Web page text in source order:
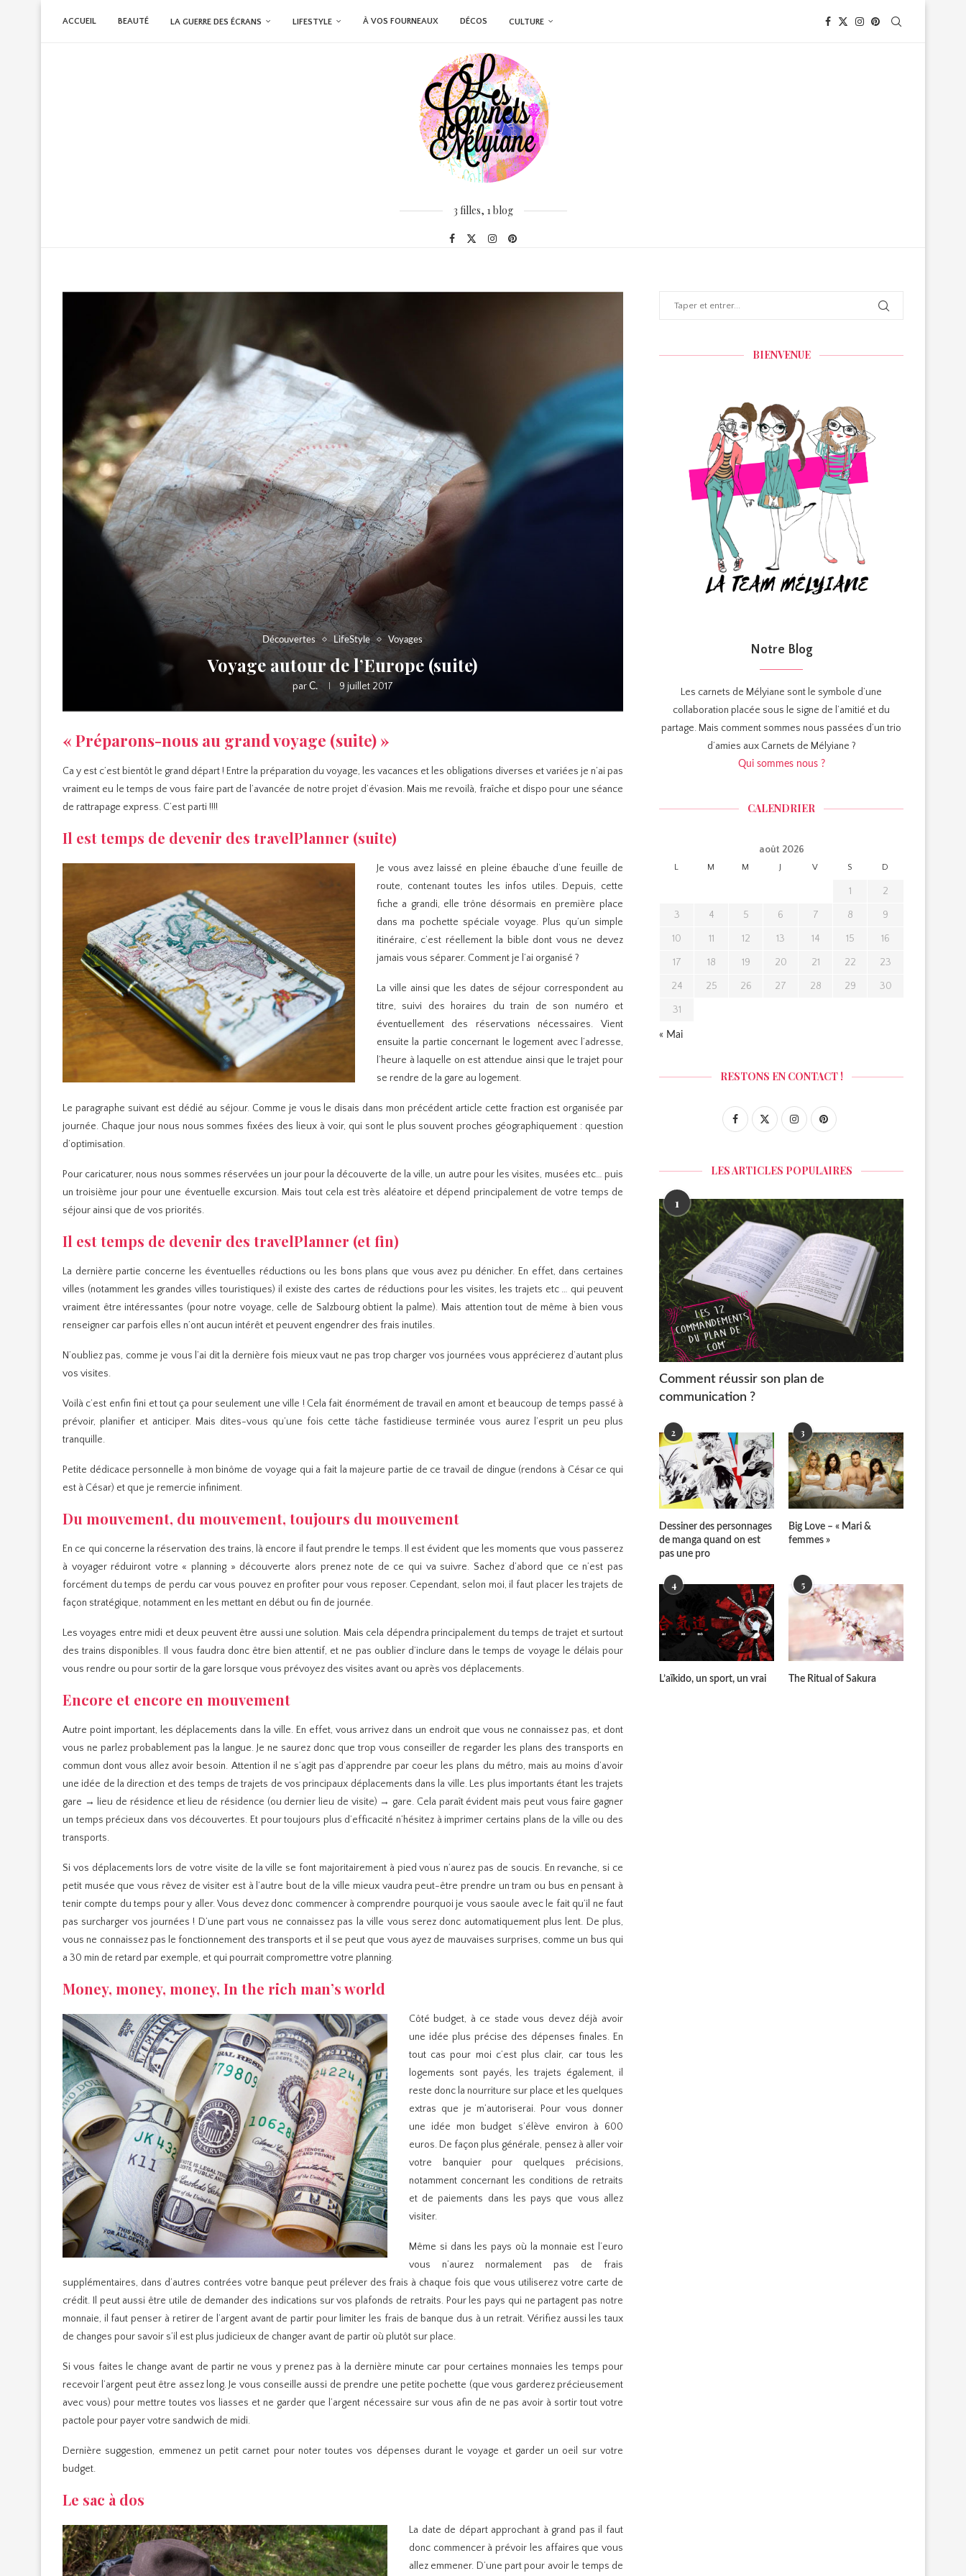
ACCUEIL BEAUTÉ LA GUERRE DES ÉCRANS LIFESTYLE À VOS FOURNEAUX DÉCOS CULTURE
3 filles, 1 blog
Découvertes LifeStyle Voyages
Voyage autour de l’Europe (suite)
par C. 9 juillet 2017
« Préparons-nous au grand voyage (suite) »
Ca y est c’est bientôt le grand départ ! Entre la préparation du voyage, les vacances et les obligations diverses et variées je n’ai pas
vraiment eu le temps de vous faire part de l’avancée de notre projet d’évasion. Mais me revoilà, fraîche et dispo pour une séance
de rattrapage express. C’est parti !!!!
Il est temps de devenir des travelPlanner (suite)
Je vous avez laissé en pleine ébauche d’une feuille de
route, contenant toutes les infos utiles. Depuis, cette
fiche a grandi, elle trône désormais en première place
dans ma pochette spéciale voyage. Plus qu’un simple
itinéraire, c’est réellement la bible dont vous ne devez
jamais vous séparer. Comment je l’ai organisé ?
La ville ainsi que les dates de séjour correspondent au
titre, suivi des horaires du train de son numéro et
éventuellement des réservations nécessaires. Vient
ensuite la partie concernant le logement avec l’adresse,
l’heure à laquelle on est attendue ainsi que le trajet pour
se rendre de la gare au logement.
Le paragraphe suivant est dédié au séjour. Comme je vous le disais dans mon précédent article cette fraction est organisée par
journée. Chaque jour nous nous sommes fixées des lieux à voir, qui sont le plus souvent proches géographiquement : question
d’optimisation.
Pour caricaturer, nous nous sommes réservées un jour pour la découverte de la ville, un autre pour les visites, musées etc… puis
un troisième jour pour une éventuelle excursion. Mais tout cela est très aléatoire et dépend principalement de votre temps de
séjour ainsi que de vos priorités.
Il est temps de devenir des travelPlanner (et fin)
La dernière partie concerne les éventuelles réductions ou les bons plans que vous avez pu dénicher. En effet, dans certaines
villes (notamment les grandes villes touristiques) il existe des cartes de réductions pour les visites, les trajets etc … qui peuvent
vraiment être intéressantes (pour notre voyage, celle de Salzbourg obtient la palme). Mais attention tout de même à bien vous
renseigner car parfois elles n’ont aucun intérêt et peuvent engendrer des frais inutiles.
N’oubliez pas, comme je vous l’ai dit la dernière fois mieux vaut ne pas trop charger vos journées vous apprécierez d’autant plus
vos visites.
Voilà c’est enfin fini et tout ça pour seulement une ville ! Cela fait énormément de travail en amont et beaucoup de temps passé à
prévoir, planifier et anticiper. Mais dites-vous qu’une fois cette tâche fastidieuse terminée vous aurez l’esprit un peu plus
tranquille.
Petite dédicace personnelle à mon binôme de voyage qui a fait la majeure partie de ce travail de dingue (rendons à César ce qui
est à César) et que je remercie infiniment.
Du mouvement, du mouvement, toujours du mouvement
En ce qui concerne la réservation des trains, là encore il faut prendre le temps. Il est évident que les moments que vous passerez
à voyager réduiront votre « planning » découverte alors prenez note de ce qui va suivre. Sachez d’abord que ce n’est pas
forcément du temps de perdu car vous pouvez en profiter pour vous reposer. Cependant, selon moi, il faut placer les trajets de
façon stratégique, notamment en les mettant en début ou fin de journée.
Les voyages entre midi et deux peuvent être aussi une solution. Mais cela dépendra principalement du temps de trajet et surtout
des trains disponibles. Il vous faudra donc être bien attentif, et ne pas oublier d’inclure dans le temps de voyage le délais pour
vous rendre ou pour sortir de la gare lorsque vous prévoyez des visites avant ou après vos déplacements.
Encore et encore en mouvement
Autre point important, les déplacements dans la ville. En effet, vous arrivez dans un endroit que vous ne connaissez pas, et dont
vous ne parlez probablement pas la langue. Je ne saurez donc que trop vous conseiller de regarder les plans des transports en
commun dont vous allez avoir besoin. Attention il ne s’agit pas d’apprendre par coeur les plans du métro, mais au moins d’avoir
une idée de la direction et des temps de trajets de vos principaux déplacements dans la ville. Les plus importants étant les trajets
gare → lieu de résidence et lieu de résidence (ou dernier lieu de visite) → gare. Cela paraît évident mais peut vous faire gagner
un temps précieux dans vos découvertes. Et pour toujours plus d’efficacité n’hésitez à imprimer certains plans de la ville ou des
transports.
Si vos déplacements lors de votre visite de la ville se font majoritairement à pied vous n’aurez pas de soucis. En revanche, si ce
petit musée que vous rêvez de visiter est à l’autre bout de la ville mieux vaudra peut-être prendre un tram ou bus en pensant à
tenir compte du temps pour y aller. Vous devez donc commencer à comprendre pourquoi je vous saoule avec le fait qu’il ne faut
pas surcharger vos journées ! D’une part vous ne connaissez pas la ville vous serez donc automatiquement plus lent. De plus,
vous ne connaissez pas le fonctionnement des transports et il se peut que vous ayez de mauvaises surprises, comme un bus qui
a 30 min de retard par exemple, et qui pourrait compromettre votre planning.
Money, money, money, In the rich man’s world
Côté budget, à ce stade vous devez déjà avoir
une idée plus précise des dépenses finales. En
tout cas pour moi c’est plus clair, car tous les
logements sont payés, les trajets également, il
reste donc la nourriture sur place et les quelques
extras que je m’autoriserai. Pour vous donner
une idée mon budget s’élève environ à 600
euros. De façon plus générale, pensez à aller voir
votre banquier pour quelques précisions,
notamment concernant les conditions de retraits
et de paiements dans les pays que vous allez
visiter.
Même si dans les pays où la monnaie est l’euro
vous n’aurez normalement pas de frais
supplémentaires, dans d’autres contrées votre banque peut prélever des frais à chaque fois que vous utiliserez votre carte de
crédit. Il peut aussi être utile de demander des indications sur vos plafonds de retraits. Pour les pays qui ne partagent pas notre
monnaie, il faut penser à retirer de l’argent avant de partir pour limiter les frais de banque dus à un retrait. Vérifiez aussi les taux
de changes pour savoir s’il est plus judicieux de changer avant de partir où plutôt sur place.
Si vous faites le change avant de partir ne vous y prenez pas à la dernière minute car pour certaines monnaies les temps pour
recevoir l’argent peut être assez long. Je vous conseille aussi de prendre une petite pochette (que vous garderez précieusement
avec vous) pour mettre toutes vos liasses et ne garder que l’argent nécessaire sur vous afin de ne pas avoir à sortir tout votre
pactole pour payer votre sandwich de midi.
Dernière suggestion, emmenez un petit carnet pour noter toutes vos dépenses durant le voyage et garder un oeil sur votre
budget.
Le sac à dos
La date de départ approchant à grand pas il faut
donc commencer à prévoir les affaires que vous
allez emmener. D’une part pour avoir le temps de
BIENVENUE
Notre Blog
Les carnets de Mélyiane sont le symbole d’une
collaboration placée sous le signe de l’amitié et du
partage. Mais comment sommes nous passées d’un trio
d’amies aux Carnets de Mélyiane ?
Qui sommes nous ?
CALENDRIER
août 2026
L M M J V S D
1 2
3 4 5 6 7 8 9
10 11 12 13 14 15 16
17 18 19 20 21 22 23
24 25 26 27 28 29 30
31
« Mai
RESTONS EN CONTACT !
LES ARTICLES POPULAIRES
1
Comment réussir son plan de
communication ?
2
Dessiner des personnages
de manga quand on est
pas une pro
3
Big Love – « Mari &
femmes »
4
L’aïkido, un sport, un vrai
5
The Ritual of Sakura